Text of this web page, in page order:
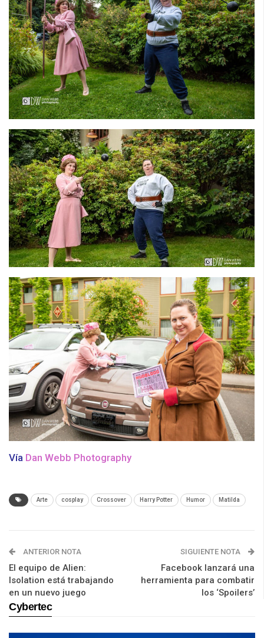
Vía Dan Webb Photography
Arte cosplay Crossover Harry Potter Humor Matilda
ANTERIOR NOTA
El equipo de Alien:
Isolation está trabajando
en un nuevo juego
SIGUIENTE NOTA
Facebook lanzará una
herramienta para combatir
los ‘Spoilers’
Cybertec